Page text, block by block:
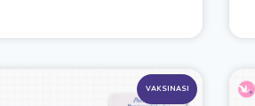
VAKSINASI